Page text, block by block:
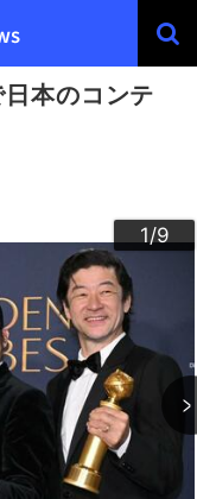
日本のコンテ
1/9
2/9
3/9
4/9
5/9
6/9
7/9
8/9
9/9